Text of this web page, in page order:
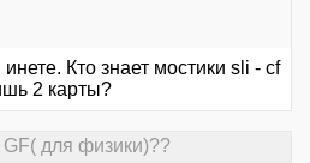
Кто знает мостики sli - cf
2 карты?
GF( для физики)??